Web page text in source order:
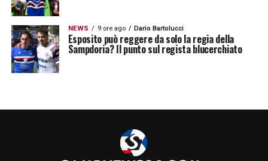
NEWS 9 ore ago Dario Bartolucci
Esposito può reggere da solo la regia della
Sampdoria? Il punto sul regista blucerchiato